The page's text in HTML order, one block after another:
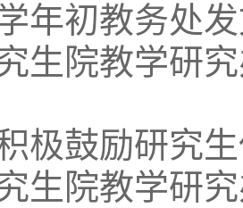
年初教务处
生院教学研
极鼓励研究
生院教学研